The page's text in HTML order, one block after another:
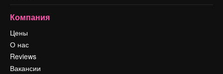
Компания
Цены
О нас
Reviews
Вакансии